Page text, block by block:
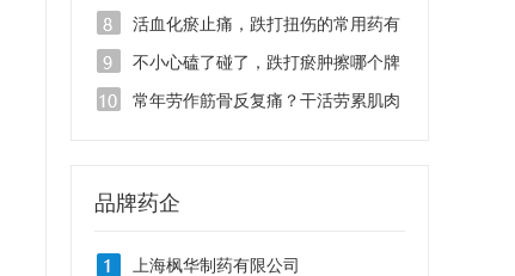
势有哪些？
活血化瘀止痛，跌打扭伤的常用药有
哪些？
不小心磕了碰了，跌打瘀肿擦哪个牌
子的药消肿止痛？
常年劳作筋骨反复痛？干活劳累肌肉
品牌药企
上海枫华制药有限公司